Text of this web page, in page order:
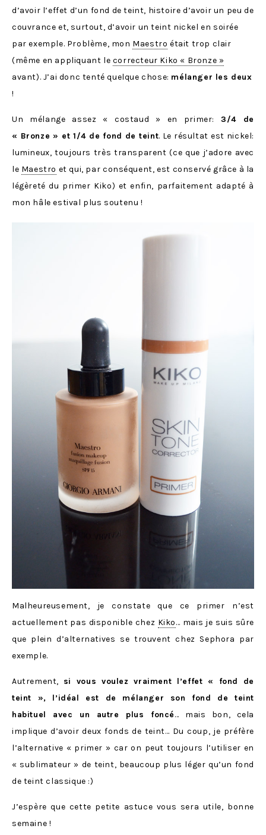
d’avoir l’effet d’un fond de teint, histoire d’avoir un peu de
couvrance et, surtout, d’avoir un teint nickel en soirée
par exemple. Problème, mon Maestro était trop clair
(même en appliquant le correcteur Kiko « Bronze »
avant). J’ai donc tenté quelque chose: mélanger les deux
!
Un mélange assez « costaud » en primer:3/4 de
« Bronze » et 1/4 de fond de teint. Le résultat est nickel:
lumineux, toujours très transparent (ce que j’adore avec
le Maestro et qui, par conséquent, est conservé grâce à la
légèreté du primer Kiko) et enfin, parfaitement adapté à
mon hâle estival plus soutenu !
Malheureusement, je constate que ce primer n’est
actuellement pas disponible chez Kiko… mais je suis sûre
que plein d’alternatives se trouvent chez Sephora par
exemple.
Autrement, si vous voulez vraiment l’effet « fond de
teint », l’idéal est de mélanger son fond de teint
habituel avec un autre plus foncé… mais bon, cela
implique d’avoir deux fonds de teint… Du coup, je préfère
l’alternative « primer » car on peut toujours l’utiliser en
« sublimateur » de teint, beaucoup plus léger qu’un fond
de teint classique :)
J’espère que cette petite astuce vous sera utile, bonne
semaine !